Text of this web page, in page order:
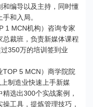
和编导以及主持，同时懂
和入局。
1 MCN机构）咨询专家
裁班，负责新媒体课程
350万的培训签到业
TOP 5 MCN）商学院院
制造业快速上手新媒
选出300个实战案例，
工具，提炼管理技巧，